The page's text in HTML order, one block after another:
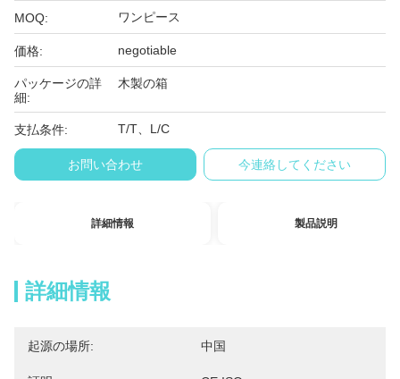
MOQ: ワンピース
価格: negotiable
パッケージの詳
細:
木製の箱
支払条件: T/T、L/C
お問い合わせ 今連絡してください
詳細情報 製品説明
詳細情報
起源の場所: 中国